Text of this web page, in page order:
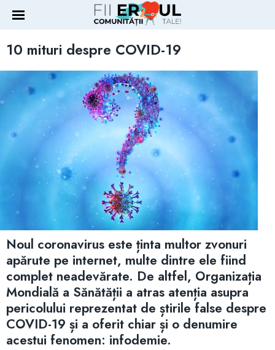
10 mituri despre COVID-19
Noul coronavirus este ținta multor zvonuri
apărute pe internet, multe dintre ele fiind
complet neadevărate. De altfel, Organizația
Mondială a Sănătății a atras atenția asupra
pericolului reprezentat de știrile false despre
COVID-19 și a oferit chiar și o denumire
acestui fenomen: infodemie.